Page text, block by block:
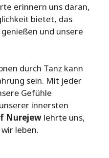
erinnern uns daran,
bietet, das
und unsere
durch Tanz kann
sein. Mit jeder
Gefühle
innersten
Nurejew lehrte uns,
leben.